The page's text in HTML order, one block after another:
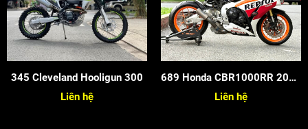
345 Cleveland Hooligun 300
Liên hệ
689 Honda CBR1000RR 2015
Repsol
Liên hệ